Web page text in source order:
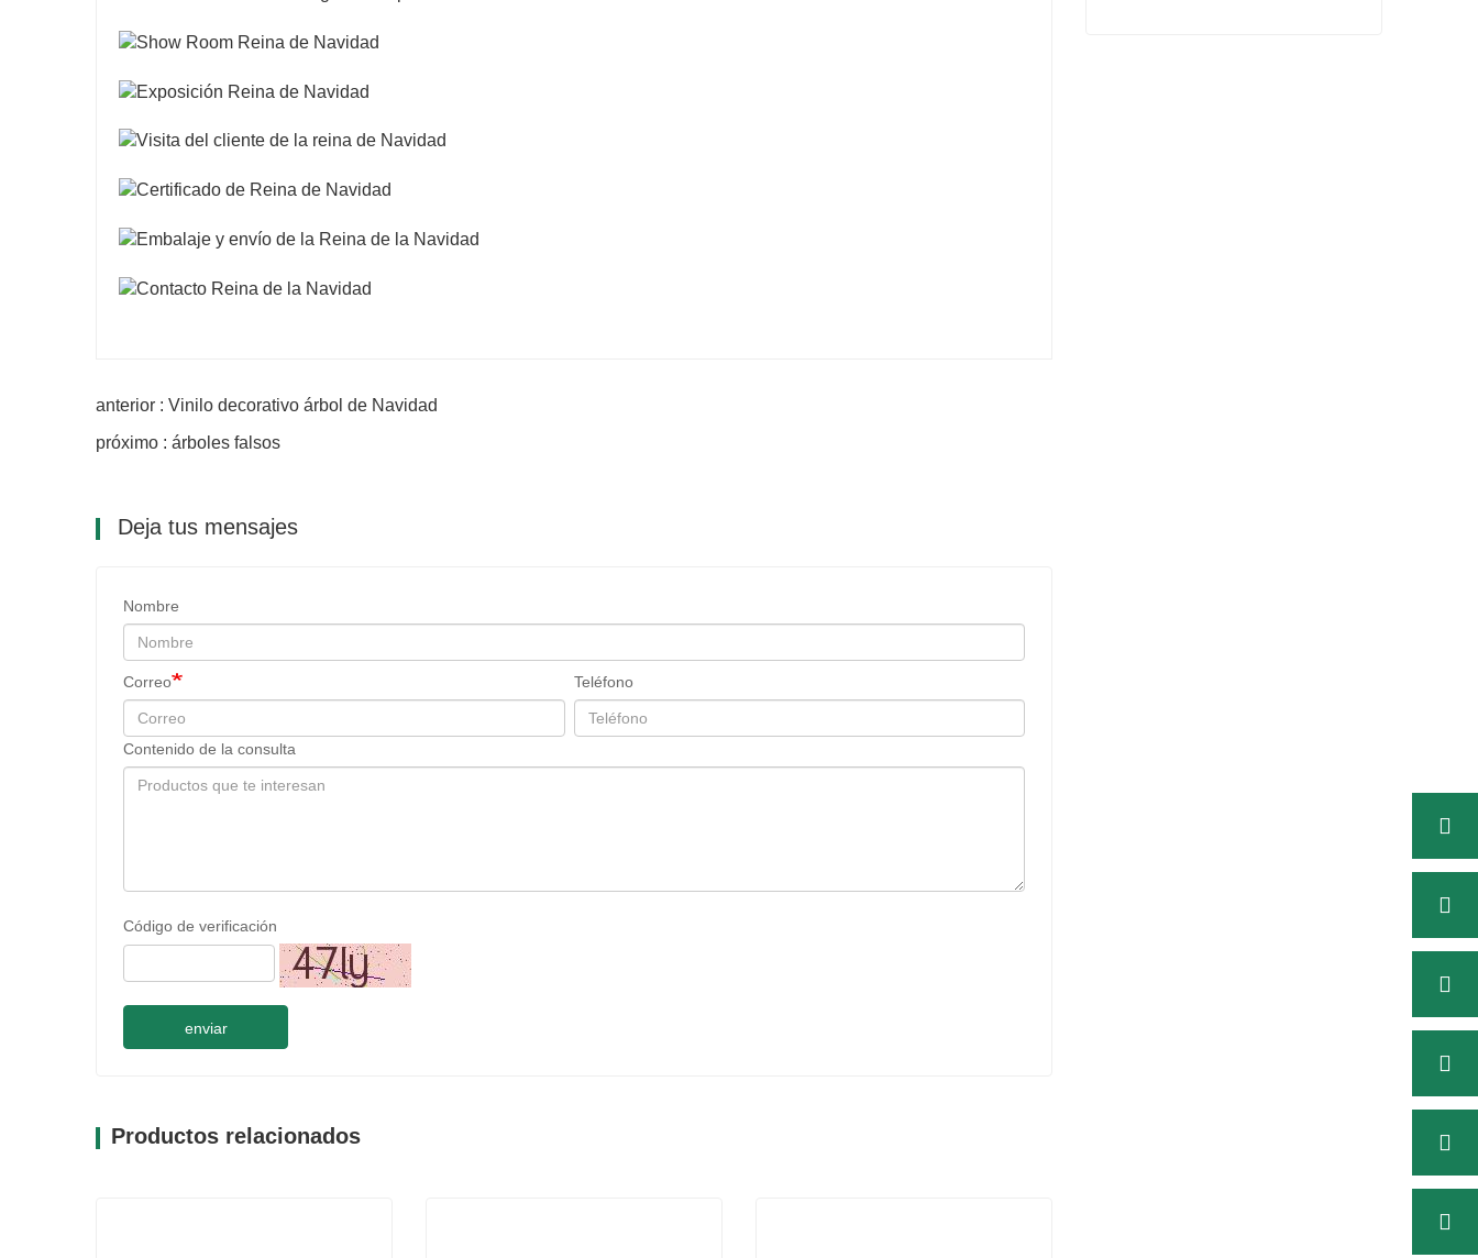
anterior : Vinilo decorativo árbol de Navidad
próximo : árboles falsos
Deja tus mensajes
Nombre
Correo Teléfono
Contenido de la consulta
Código de verificación
enviar
Productos relacionados